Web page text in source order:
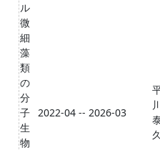
ル
微
細
藻
類
の
分
子
生
物
2022-04 -- 2026-03